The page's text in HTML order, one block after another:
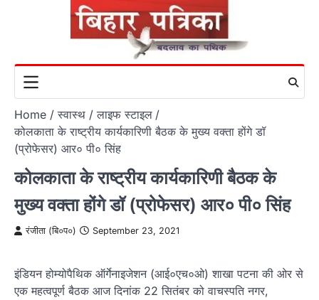
Home
स्वास्थ / लाइफ स्टाइल
कोलकाता के राष्ट्रीय कार्यकारिणी बैठक के मुख्य वक्ता होंगे डॉ
(प्रोफेसर) आर० पी० सिंह
कोलकाता के राष्ट्रीय कार्यकारिणी बैठक के
मुख्य वक्ता होंगे डॉ (प्रोफेसर) आर० पी० सिंह
रंजीता (बि०प०) September 23, 2021
इंडियन होम्योपैथिक ऑर्गेनाइजेशन (आई०एच०ओ) शाखा पटना की ओर से
एक महत्वपूर्ण बैठक आज दिनांक 22 सितंबर को वाचस्पति नगर,